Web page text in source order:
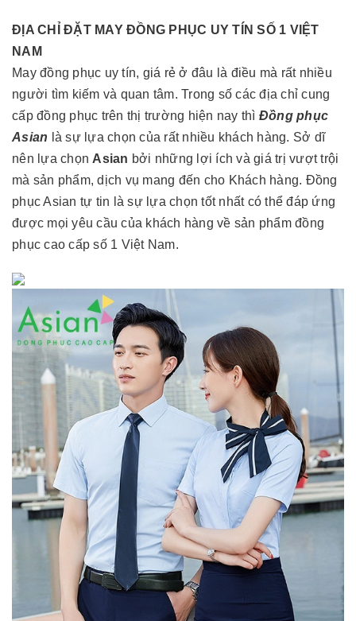
ĐỊA CHỈ ĐẶT MAY ĐỒNG PHỤC UY TÍN SỐ 1 VIỆT
NAM
May đồng phục uy tín, giá rẻ ở đâu là điều mà rất nhiều
người tìm kiếm và quan tâm. Trong số các địa chỉ cung
cấp đồng phục trên thị trường hiện nay thì Đồng phục
Asian là sự lựa chọn của rất nhiều khách hàng. Sở dĩ
nên lựa chọn Asian bởi những lợi ích và giá trị vượt trội
mà sản phẩm, dịch vụ mang đến cho Khách hàng. Đồng
phục Asian tự tin là sự lựa chọn tốt nhất có thể đáp ứng
được mọi yêu cầu của khách hàng về sản phẩm đồng
phục cao cấp số 1 Việt Nam.